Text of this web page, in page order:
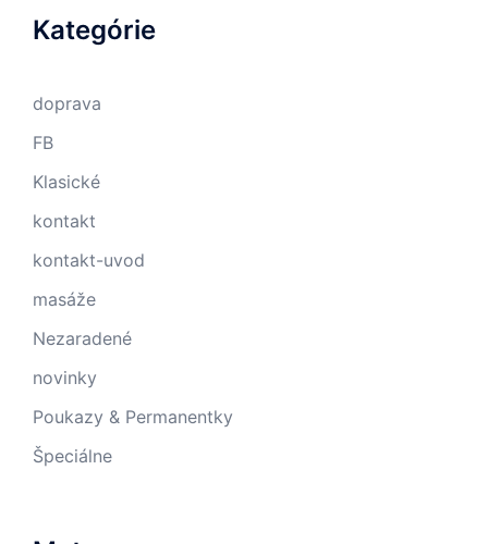
Kategórie
doprava
FB
Klasické
kontakt
kontakt-uvod
masáže
Nezaradené
novinky
Poukazy & Permanentky
Špeciálne